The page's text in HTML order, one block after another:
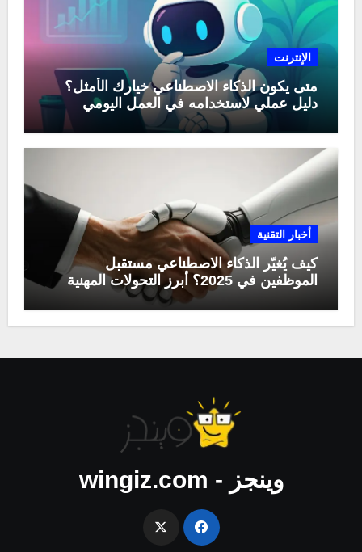
الإنترنت
متى يكون الذكاء الاصطناعي خيارك الأمثل؟
دليل عملي لاستخدامه في العمل اليومي
أخبار التقنية
كيف يُغيّر الذكاء الاصطناعي مستقبل
الموظفين في 2025؟ أبرز التحولات المهنية
وينجز - wingiz.com